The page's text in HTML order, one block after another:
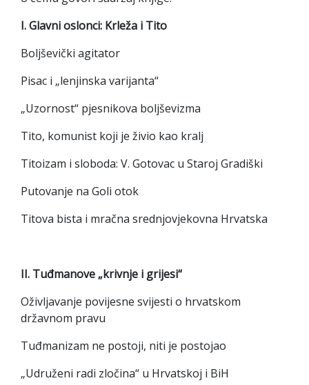
I. Glavni oslonci: Krleža i Tito
Boljševički agitator
Pisac i „lenjinska varijanta“
„Uzornost“ pjesnikova boljševizma
Tito, komunist koji je živio kao kralj
Titoizam i sloboda: V. Gotovac u Staroj Gradiški
Putovanje na Goli otok
Titova bista i mračna srednjovjekovna Hrvatska
II. Tuđmanove „krivnje i grijesi“
Oživljavanje povijesne svijesti o hrvatskom
državnom pravu
Tuđmanizam ne postoji, niti je postojao
„Udruženi radi zločina“ u Hrvatskoj i BiH